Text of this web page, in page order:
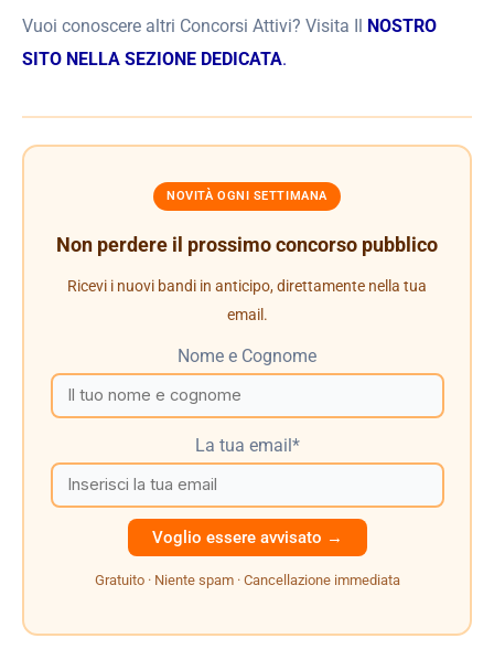
Vuoi conoscere altri Concorsi Attivi? Visita Il NOSTRO
SITO NELLA SEZIONE DEDICATA.
NOVITÀ OGNI SETTIMANA
Non perdere il prossimo concorso pubblico
Ricevi i nuovi bandi in anticipo, direttamente nella tua
email.
Nome e Cognome
La tua email*
Gratuito · Niente spam · Cancellazione immediata